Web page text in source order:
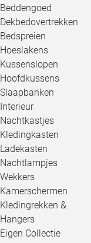
Beddengoed
Dekbedovertrekken
Bedspreien
Hoeslakens
Kussenslopen
Hoofdkussens
Slaapbanken
Interieur
Nachtkastjes
Kledingkasten
Ladekasten
Nachtlampjes
Wekkers
Kamerschermen
Kledingrekken &
Hangers
Eigen Collectie